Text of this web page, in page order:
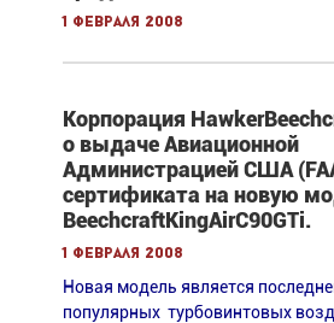
1 февраля 2008
Корпорация
о выдаче Авиационной
Администрацией США
сертификата на новую
BeechcraftKingAirC90GTi.
1 февраля 2008
Новая модель является
популярных турбовинтовых